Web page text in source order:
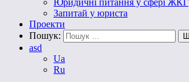
Юридичні питання у сфері ЖКГ
Запитай у юриста
Проекти
Пошук:
asd
Ua
Ru